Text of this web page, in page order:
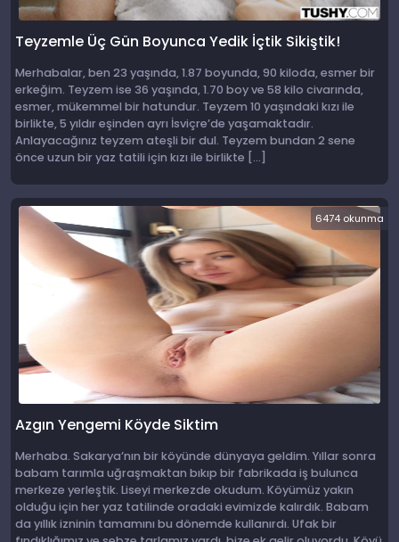
Teyzemle Üç Gün Boyunca Yedik İçtik Sikiştik!
Merhabalar, ben 23 yaşında, 1.87 boyunda, 90 kiloda, esmer bir
erkeğim. Teyzem ise 36 yaşında, 1.70 boy ve 58 kilo civarında,
esmer, mükemmel bir hatundur. Teyzem 10 yaşındaki kızı ile
birlikte, 5 yıldır eşinden ayrı İsviçre’de yaşamaktadır.
Anlayacağınız teyzem ateşli bir dul. Teyzem bundan 2 sene
önce uzun bir yaz tatili için kızı ile birlikte […]
6474 okunma
Azgın Yengemi Köyde Siktim
Merhaba. Sakarya’nın bir köyünde dünyaya geldim. Yıllar sonra
babam tarımla uğraşmaktan bıkıp bir fabrikada iş bulunca
merkeze yerleştik. Liseyi merkezde okudum. Köyümüz yakın
olduğu için her yaz tatilinde oradaki evimizde kalırdık. Babam
da yıllık izninin tamamını bu dönemde kullanırdı. Ufak bir